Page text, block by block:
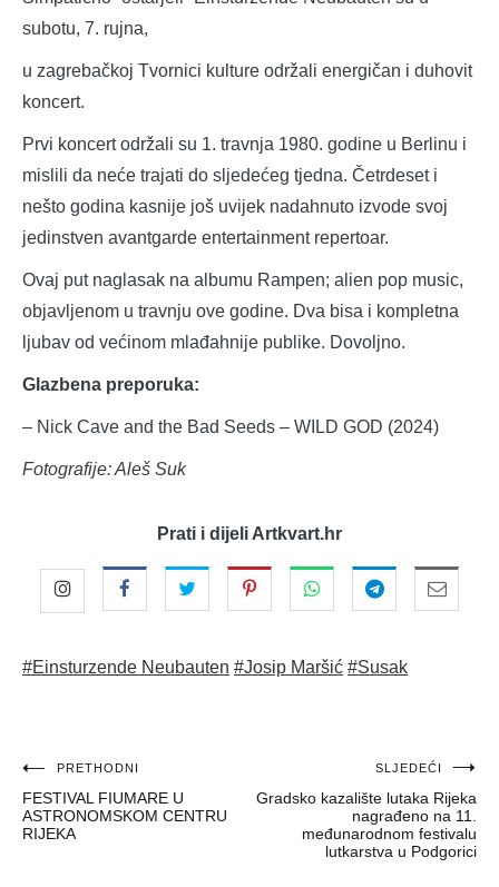
subotu, 7. rujna,
u zagrebačkoj Tvornici kulture održali energičan i duhovit
koncert.
Prvi koncert održali su 1. travnja 1980. godine u Berlinu i
mislili da neće trajati do sljedećeg tjedna. Četrdeset i
nešto godina kasnije još uvijek nadahnuto izvode svoj
jedinstven avantgarde entertainment repertoar.
Ovaj put naglasak na albumu Rampen; alien pop music,
objavljenom u travnju ove godine. Dva bisa i kompletna
ljubav od većinom mlađahnije publike. Dovoljno.
Glazbena preporuka:
– Nick Cave and the Bad Seeds – WILD GOD (2024)
Fotografije: Aleš Suk
Prati i dijeli Artkvart.hr
#Einsturzende Neubauten #Josip Maršić #Susak
Navigacija
objava
PRETHODNI
FESTIVAL FIUMARE U
ASTRONOMSKOM CENTRU
RIJEKA
SLJEDEĆI
Gradsko kazalište lutaka Rijeka
nagrađeno na 11.
međunarodnom festivalu
lutkarstva u Podgorici